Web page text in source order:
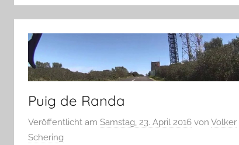
Puig de Randa
Veröffentlicht am Samstag, 23. April 2016 von Volker
Schering